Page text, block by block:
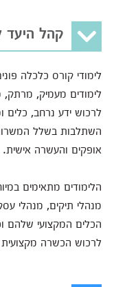
קהל היעד
לימודי קורס כלכלה
לימודים מעמיק,
לרכוש ידע נרחב, כלים
השתלבות בשלל
אופקים והעשרה אישית.
הלימודים מתאימים
מנהלי תיקים, מנהלי
הכלים המקצועי שלהם
לרכוש הכשרה